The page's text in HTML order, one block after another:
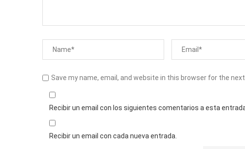
Save my name, email, and website in this browser for the
Recibir un email con los siguientes comentarios a esta
Recibir un email con cada nueva entrada.